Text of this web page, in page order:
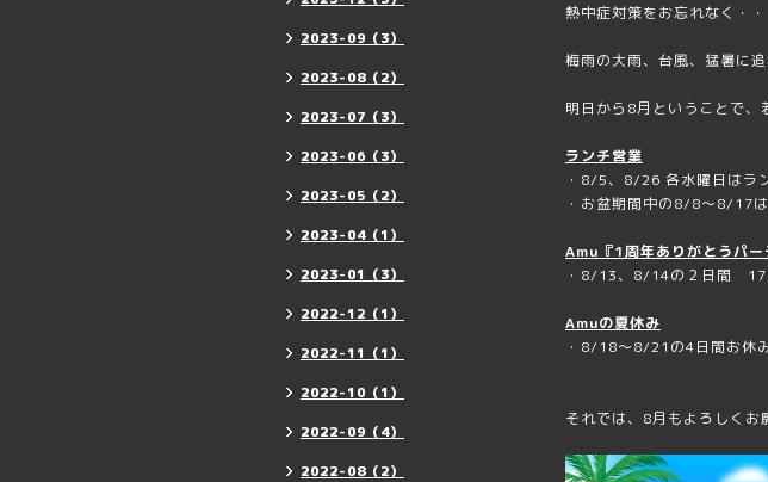
熱中症対策をお忘れなく・・
梅雨の大雨、台風、猛暑に
明日から8月ということで、
ランチ営業
・8/5、8/26 各水曜日はラ
・お盆期間中の8/8～8/17
Amu『1周年ありがとうパー
・8/13、8/14の２日間 17
Amuの夏休み
・8/18～8/21の4日間お休
それでは、8月もよろしくお
2023-09（3）
2023-08（2）
2023-07（3）
2023-06（3）
2023-05（2）
2023-04（1）
2023-01（3）
2022-12（1）
2022-11（1）
2022-10（1）
2022-09（4）
2022-08（2）